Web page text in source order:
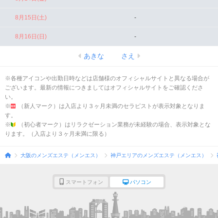
8月15日(土) -
8月16日(日) -
あきな さえ
※各種アイコンや出勤日時などは店舗様のオフィシャルサイトと異なる場合が
ございます。最新の情報につきましてはオフィシャルサイトをご確認くださ
い。
※
（新人マーク）は入店より３ヶ月未満のセラピストが表示対象となりま
す。
※
（初心者マーク）はリラクゼーション業務が未経験の場合、表示対象とな
ります。（入店より３ヶ月未満に限る）
大阪のメンズエステ（メンエス） 神戸エリアのメンズエステ（メンエス）
スマートフォン パソコン